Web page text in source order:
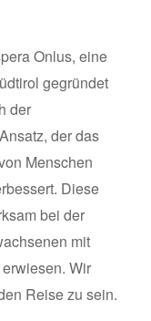
Onlus, eine
gegründet
der
der das
Menschen
Diese
bei der
mit
Wir
Reise zu sein.